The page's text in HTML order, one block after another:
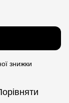
знижки